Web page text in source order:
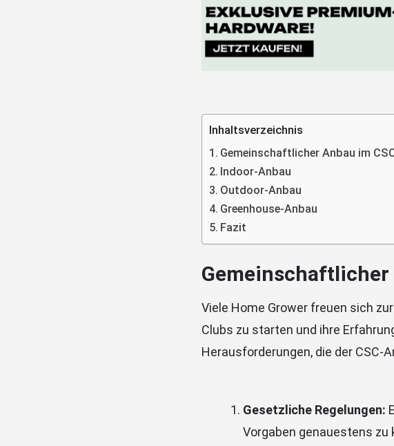
Inhaltsverzeichnis
Gemeinschaftlicher Anbau im
Indoor-Anbau
Outdoor-Anbau
Greenhouse-Anbau
Fazit
Gemeinschaftlicher
Viele Home Grower freuen sich
Clubs zu starten und ihre
Herausforderungen, die der CSC-
Gesetzliche Regelungen:
Vorgaben genauestens